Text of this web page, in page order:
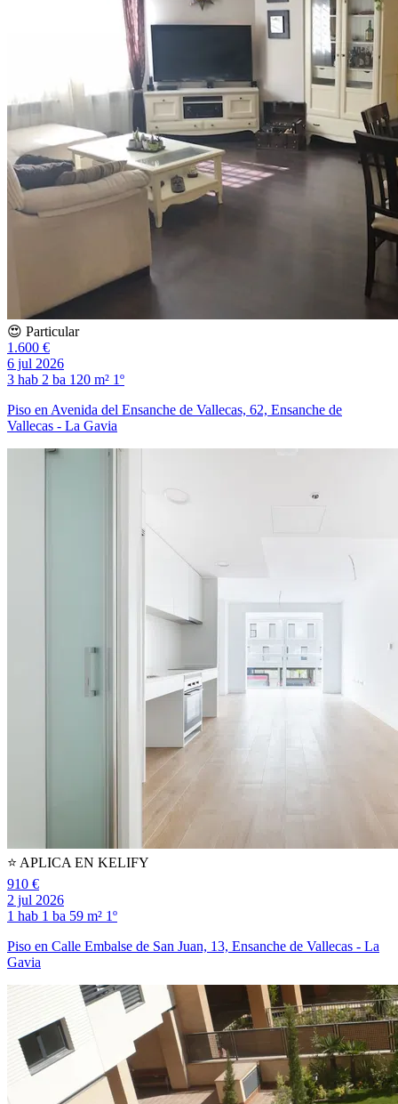
😍 Particular
1.600 €
6 jul 2026
3 hab 2 ba 120 m² 1º
Piso en Avenida del Ensanche de Vallecas, 62, Ensanche de
Vallecas - La Gavia
⭐️ APLICA EN KELIFY
910 €
2 jul 2026
1 hab 1 ba 59 m² 1º
Piso en Calle Embalse de San Juan, 13, Ensanche de Vallecas - La
Gavia